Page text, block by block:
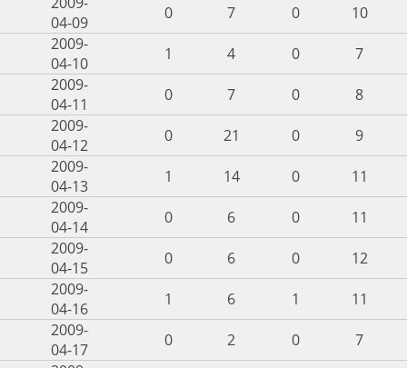
04-09
0 7 0
10
2009-
04-10
1 4 0
7
2009-
04-11
0 7 0
8
2009-
04-12
0 21 0
9
2009-
04-13
1 14 0
11
2009-
04-14
0 6 0
11
2009-
04-15
0 6 0
12
2009-
04-16
1 6 1
11
2009-
04-17
0 2 0
7